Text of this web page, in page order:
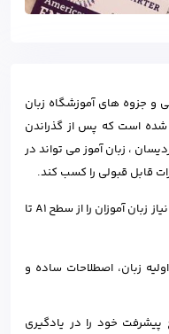
و جزوه های آموزشگاه زبان
شده است که پس از گذراندن
، زبان آموز می تواند در
قابل قبولی را کسب کند.
نیاز زبان آموزان را از سطح
A1 تا
زبان، اصطلاحات ساده و
پیشرفت خود را در یادگیری